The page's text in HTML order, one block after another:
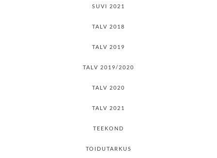
SUVI 2021
TALV 2018
TALV 2019
TALV 2019/2020
TALV 2020
TALV 2021
TEEKOND
TOIDUTARKUS